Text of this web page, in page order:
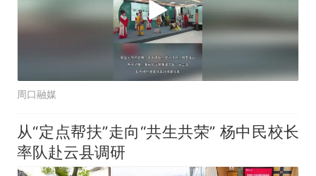
周口融媒
从“定点帮扶”走向“共生共荣” 杨中民校长
率队赴云县调研